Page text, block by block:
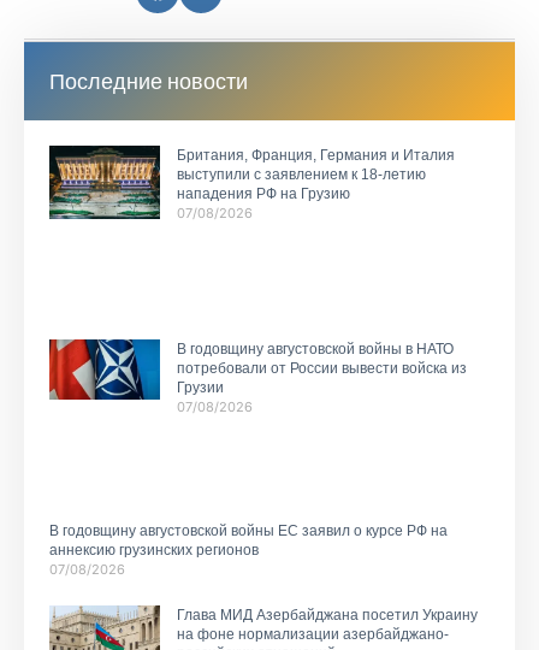
Последние новости
Британия, Франция, Германия и Италия
выступили с заявлением к 18-летию
нападения РФ на Грузию
07/08/2026
В годовщину августовской войны в НАТО
потребовали от России вывести войска из
Грузии
07/08/2026
В годовщину августовской войны ЕС заявил о курсе РФ на
аннексию грузинских регионов
07/08/2026
Глава МИД Азербайджана посетил Украину
на фоне нормализации азербайджано-